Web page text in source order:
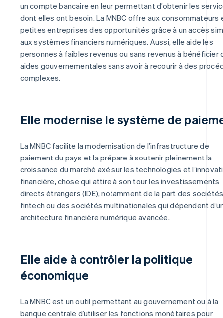
un compte bancaire en leur permettant d’obtenir les
dont elles ont besoin. La MNBC offre aux consommateurs
petites entreprises des opportunités grâce à un accès
aux systèmes financiers numériques. Aussi, elle aide les
personnes à faibles revenus ou sans revenus à bénéficier
aides gouvernementales sans avoir à recourir à des
complexes.
Elle modernise le système de
La MNBC facilite la modernisation de l’infrastructure de
paiement du pays et la prépare à soutenir pleinement la
croissance du marché axé sur les technologies et
financière, chose qui attire à son tour les investissements
directs étrangers (IDE), notamment de la part des sociétés
fintech ou des sociétés multinationales qui dépendent
architecture financière numérique avancée.
Elle aide à contrôler la politique
économique
La MNBC est un outil permettant au gouvernement ou à la
banque centrale d’utiliser les fonctions monétaires pour